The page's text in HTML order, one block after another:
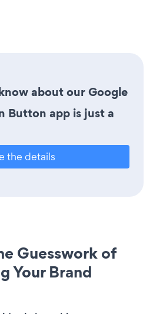
about our Google
Button app is just a
the details
Guesswork of
Your Brand